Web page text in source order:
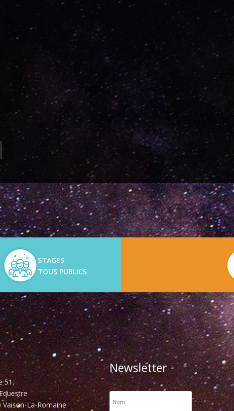
STAGES
TOUS PUBLICS
51,
Vaison-La-Romaine
Newsletter